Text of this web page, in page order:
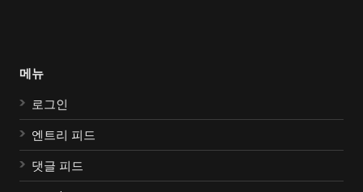
메뉴
로그인
엔트리 피드
댓글 피드